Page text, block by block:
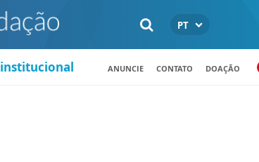
PT
institucional ANUNCIE CONTATO DOAÇÃO